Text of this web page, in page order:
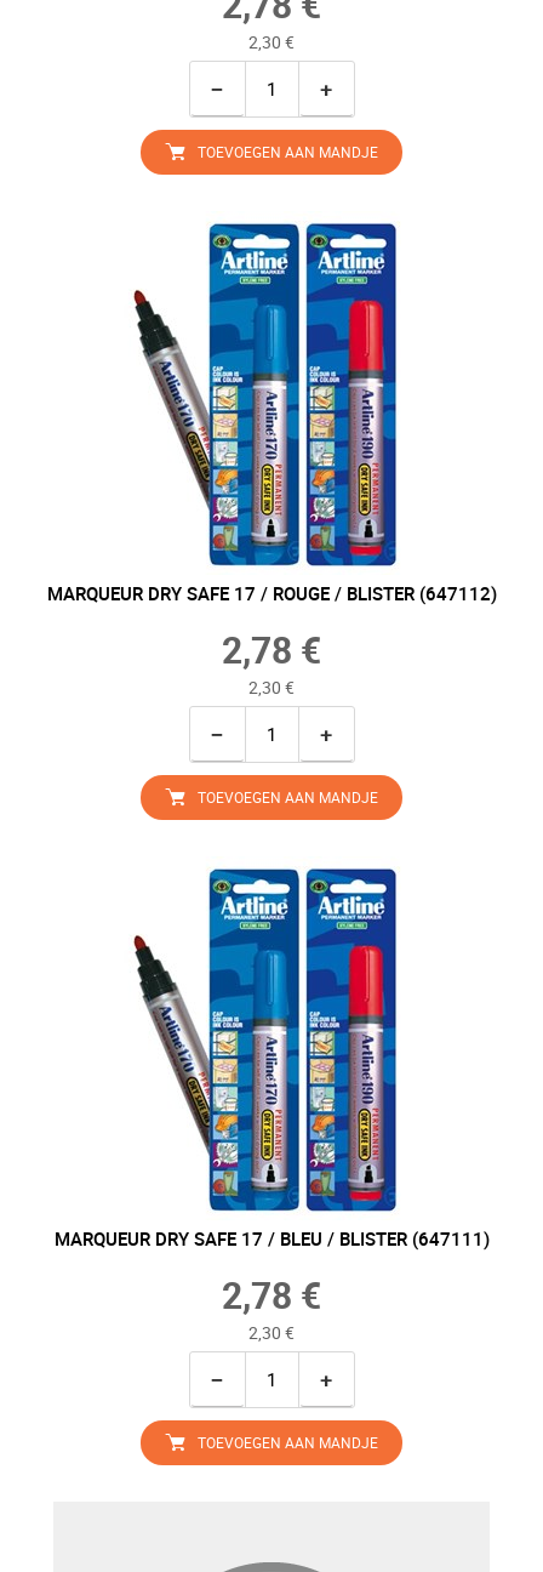
2,30 €
− +
TOEVOEGEN AAN MANDJE
MARQUEUR DRY SAFE 17 / ROUGE / BLISTER (647112)
2,78 €
2,30 €
− +
TOEVOEGEN AAN MANDJE
MARQUEUR DRY SAFE 17 / BLEU / BLISTER (647111)
2,78 €
2,30 €
− +
TOEVOEGEN AAN MANDJE